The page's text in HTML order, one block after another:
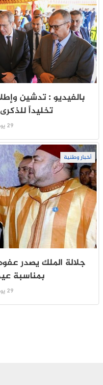
بالفيديو : تدشين
تخليداً للذكرى الـ27
29 يوليو 2026
أخبار وطنية
بمناسبة
29 يوليو 2026